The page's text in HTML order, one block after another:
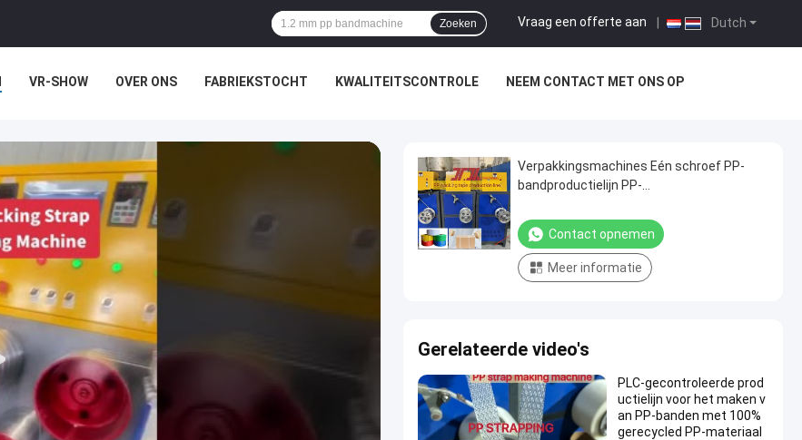
Dutch
Vraag een offerte aan
Zoeken
VR-SHOW OVER ONS FABRIEKSTOCHT KWALITEITSCONTROLE NEEM CONTACT MET ONS OP
Verpakkingsmachines Eén schroef PP-
bandproductielijn PP-
wikkelmachine
Contact opnemen
Meer informatie
Gerelateerde video's
PLC-gecontroleerde prod
uctielijn voor het maken v
an PP-banden met 100%
gerecycled PP-materiaal